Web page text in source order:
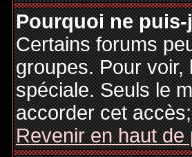
Pourquoi ne
Certains forums
groupes. Pour
spéciale. Seuls le
accorder cet
Revenir en haut de